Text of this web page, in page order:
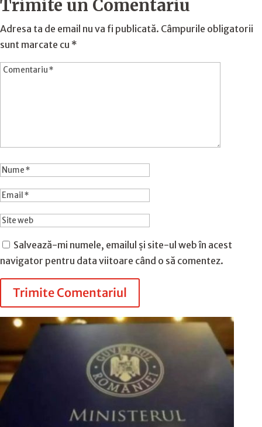
Trimite un Comentariu
Adresa ta de email nu va fi publicată. Câmpurile obligatorii
sunt marcate cu *
Salvează-mi numele, emailul și site-ul web în acest
navigator pentru data viitoare când o să comentez.
Trimite Comentariul